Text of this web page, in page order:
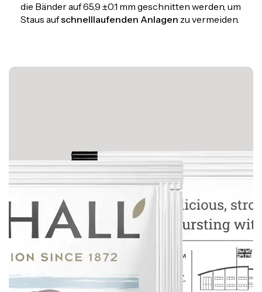
die Bänder auf 65,9 ±0.1 mm geschnitten werden, um
Staus aufschnelllaufenden Anlagen zu vermeiden.